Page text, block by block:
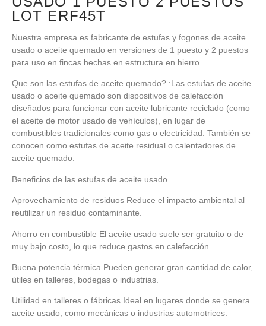
LOT ERF45T
Nuestra empresa es fabricante de estufas y fogones de aceite
usado o aceite quemado en versiones de 1 puesto y 2 puestos
para uso en fincas hechas en estructura en hierro.
Que son las estufas de aceite quemado? :Las estufas de aceite
usado o aceite quemado son dispositivos de calefacción
diseñados para funcionar con aceite lubricante reciclado (como
el aceite de motor usado de vehículos), en lugar de
combustibles tradicionales como gas o electricidad. También se
conocen como estufas de aceite residual o calentadores de
aceite quemado.
Beneficios de las estufas de aceite usado
Aprovechamiento de residuos Reduce el impacto ambiental al
reutilizar un residuo contaminante.
Ahorro en combustible El aceite usado suele ser gratuito o de
muy bajo costo, lo que reduce gastos en calefacción.
Buena potencia térmica Pueden generar gran cantidad de calor,
útiles en talleres, bodegas o industrias.
Utilidad en talleres o fábricas Ideal en lugares donde se genera
aceite usado, como mecánicas o industrias automotrices.